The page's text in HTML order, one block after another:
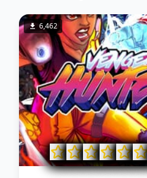
6,462